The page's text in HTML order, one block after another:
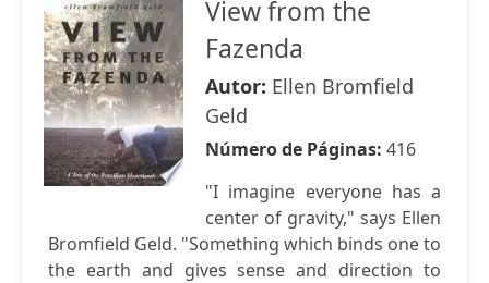
View from the
Fazenda
Autor: Ellen Bromfield
Geld
Número de Páginas: 416
"I imagine everyone has a
center of gravity," says Ellen
Bromfield Geld. "Something which binds one to
the earth and gives sense and direction to